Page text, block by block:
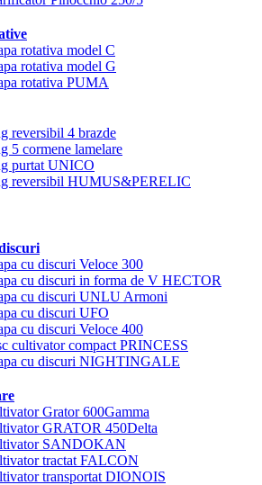
rotativa model C
rotativa model G
rotativa PUMA
reversibil 4 brazde
5 cormene lamelare
purtat UNICO
reversibil HUMUS&PERELIC
cu discuri Veloce 300
cu discuri in forma de V HECTOR
cu discuri UNLU Armoni
cu discuri UFO
cu discuri Veloce 400
cultivator compact PRINCESS
cu discuri NIGHTINGALE
Grator 600Gamma
GRATOR 450Delta
SANDOKAN
tractat FALCON
transportat DIONOIS